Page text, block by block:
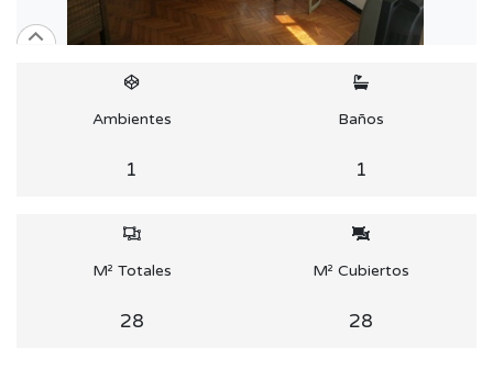
Ambientes
1
Baños
1
M² Totales
28
M² Cubiertos
28